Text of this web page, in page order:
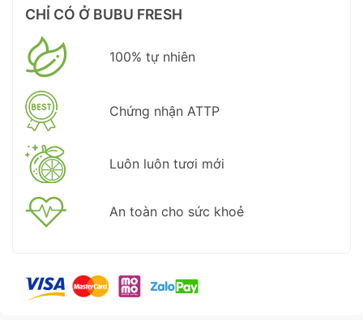
CHỈ CÓ Ở BUBU FRESH
100% tự nhiên
Chứng nhận ATTP
Luôn luôn tươi mới
An toàn cho sức khoẻ